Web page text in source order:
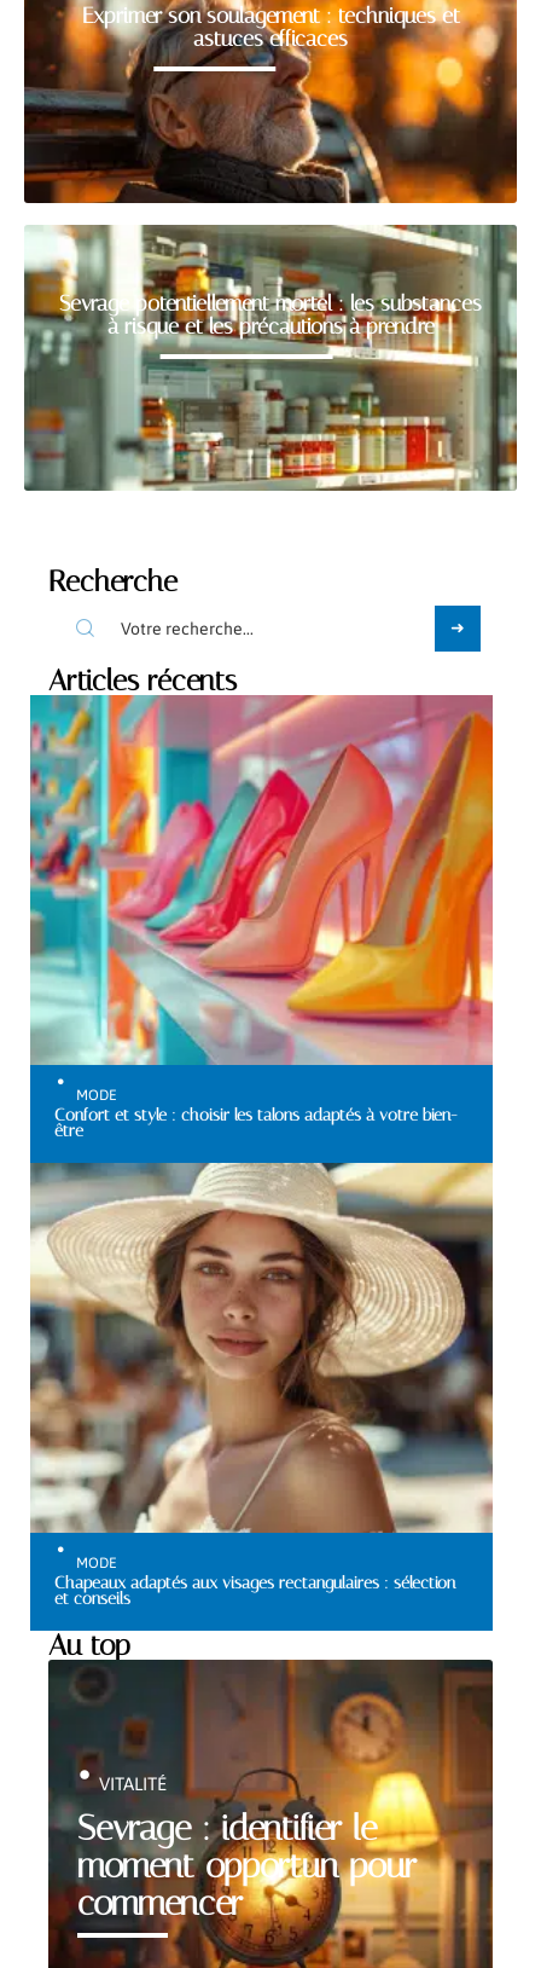
Exprimer son soulagement : techniques et
astuces efficaces
Sevrage potentiellement mortel : les substances
à risque et les précautions à prendre
Recherche
Articles récents
MODE
Confort et style : choisir les talons adaptés à votre bien-
être
MODE
Chapeaux adaptés aux visages rectangulaires : sélection
et conseils
Au top
Sevrage : identifier le
moment opportun pour
commencer
VITALITÉ